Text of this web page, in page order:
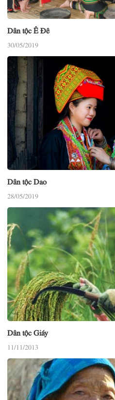
Dân tộc Ê Đê
30/05/2019
Dân tộc Dao
28/05/2019
Dân tộc Giáy
11/11/2013